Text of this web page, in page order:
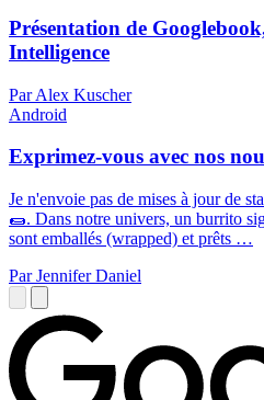
Présentation de
Intelligence
Par Alex Kuscher
Android
Exprimez-vous avec nos
Je n'envoie pas de mises à jour de
🌯. Dans notre univers, un burrito
sont emballés (wrapped) et prêts …
Par Jennifer Daniel